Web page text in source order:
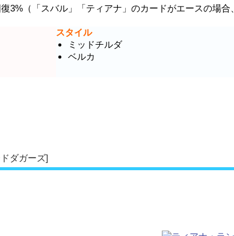
3%（「スバル」「ティアナ」のカードがエースの場合
スタイル
ミッドチルダ
ベルカ
ダガーズ]